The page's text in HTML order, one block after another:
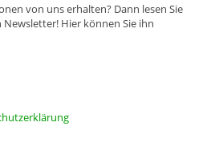
von uns erhalten? Dann lesen Sie
Hier können Sie ihn